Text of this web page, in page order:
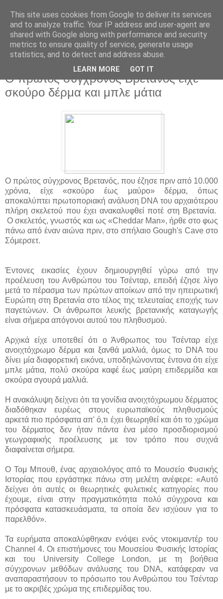
Ο πρώτος σύγχρονος Βρετανός είχε
σκούρο δέρμα και μπλε μάτια
Ο πρώτος σύγχρονος Βρετανός, που έζησε πριν από 10.000
χρόνια, είχε «σκούρο έως μαύρο» δέρμα, όπως
αποκαλύπτει πρωτοποριακή ανάλυση DNA του αρχαιότερου
πλήρη σκελετού που έχει ανακαλυφθεί ποτέ στη Βρετανία.
Ο σκελετός, γνωστός και ως «Cheddar Man», ήρθε στο φως
πάνω από έναν αιώνα πριν, στο σπήλαιο Gough's Cave στο
Σόμερσετ.
Έντονες εικασίες έχουν δημιουργηθεί γύρω από την
προέλευση του Ανθρώπου του Τσένταρ, επειδή έζησε λίγο
μετά το πέρασμα των πρώτων αποίκων από την ηπειρωτική
Ευρώπη στη Βρετανία στο τέλος της τελευταίας εποχής των
παγετώνων. Οι άνθρωποι λευκής βρετανικής καταγωγής
είναι σήμερα απόγονοι αυτού του πληθυσμού.
Αρχικά είχε υποτεθεί ότι ο Άνθρωπος του Τσένταρ είχε
ανοιχτόχρωμο δέρμα και ξανθά μαλλιά, όμως το DNA του
δίνει μία διαφορετική εικόνα, υποδηλώνοντας έντονα ότι είχε
μπλε μάτια, πολύ σκούρα καφέ έως μαύρη επιδερμίδα και
σκούρα σγουρά μαλλιά.
Η ανακάλυψη δείχνει ότι τα γονίδια ανοιχτόχρωμου δέρματος
διαδόθηκαν ευρέως στους ευρωπαϊκούς πληθυσμούς
αρκετά πιο πρόσφατα απ' ό,τι έχει θεωρηθεί και ότι το χρώμα
του δέρματος δεν ήταν πάντα ένα μέσο προσδιορισμού
γεωγραφικής προέλευσης με τον τρόπο που συχνά
διαφαίνεται σήμερα.
Ο Τομ Μπουθ, ένας αρχαιολόγος από το Μουσείο Φυσικής
Ιστορίας που εργάστηκε πάνω στη μελέτη ανέφερε: «Αυτό
δείχνει ότι αυτές οι θεωρητικές φυλετικές κατηγορίες που
έχουμε, είναι στην πραγματικότητα πολύ σύγχρονα και
πρόσφατα κατασκευάσματα, τα οποία δεν ισχύουν για το
παρελθόν».
Τα ευρήματα αποκαλύφθηκαν ενόψει ενός ντοκιμαντέρ του
Channel 4. Οι επιστήμονες του Μουσείου Φυσικής Ιστορίας
και του University College London, με τη βοήθεια
σύγχρονων μεθόδων ανάλυσης του DNΑ, κατάφεραν να
αναπαραστήσουν το πρόσωπο του Ανθρώπου του Τσένταρ
με το ακριβές χρώμα της επιδερμίδας του.
This site uses cookies from Google to deliver its services
and to analyze traffic. Your IP address and user-agent are
shared with Google along with performance and security
metrics to ensure quality of service, generate usage
statistics, and to detect and address abuse.
LEARN MORE GOT IT